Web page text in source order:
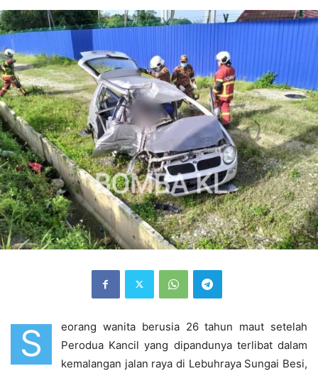
S
eorang wanita berusia 26 tahun maut setelah
Perodua Kancil yang dipandunya terlibat dalam
kemalangan jalan raya di Lebuhraya Sungai Besi,